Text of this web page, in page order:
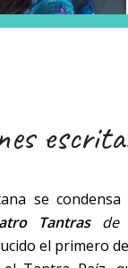
se
Tantrasde
el primero